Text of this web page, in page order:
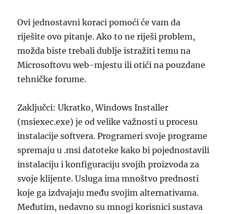
Ovi jednostavni koraci pomoći će vam da
riješite ovo pitanje. Ako to ne riješi problem,
možda biste trebali dublje istražiti temu na
Microsoftovu web-mjestu ili otići na pouzdane
tehničke forume.
Zaključci: Ukratko, Windows Installer
(msiexec.exe) je od velike važnosti u procesu
instalacije softvera. Programeri svoje programe
spremaju u .msi datoteke kako bi pojednostavili
instalaciju i konfiguraciju svojih proizvoda za
svoje klijente. Usluga ima mnoštvo prednosti
koje ga izdvajaju među svojim alternativama.
Međutim, nedavno su mnogi korisnici sustava